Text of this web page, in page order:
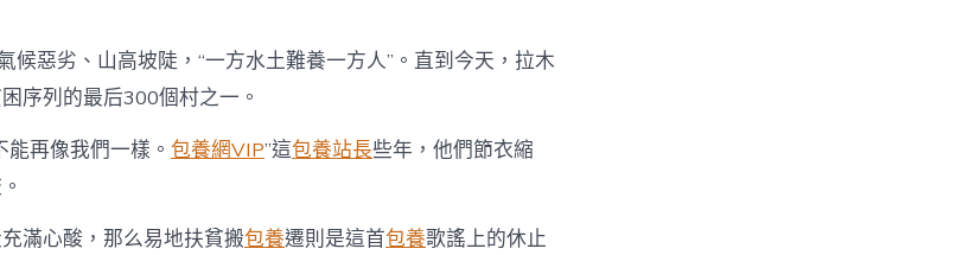
候惡劣、山高坡陡，“一方水土難養一方人”。直到今天，拉木
序列的最后300個村之一。
再像我們一樣。 包養網VIP”這包養站長些年，他們節衣縮
滿心酸，那么易地扶貧搬包養遷則是這首包養歌謠上的休止